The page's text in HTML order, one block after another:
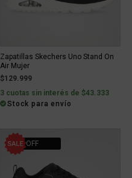
Zapatillas Skechers Uno Stand On
Air Mujer
$129.999
3 cuotas sin interés de $43.333
Stock para envío
30% OFF